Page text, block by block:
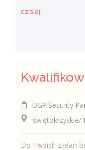
dzisiaj
DGP Security
świętokrzyskie/
Do Twoich zadań